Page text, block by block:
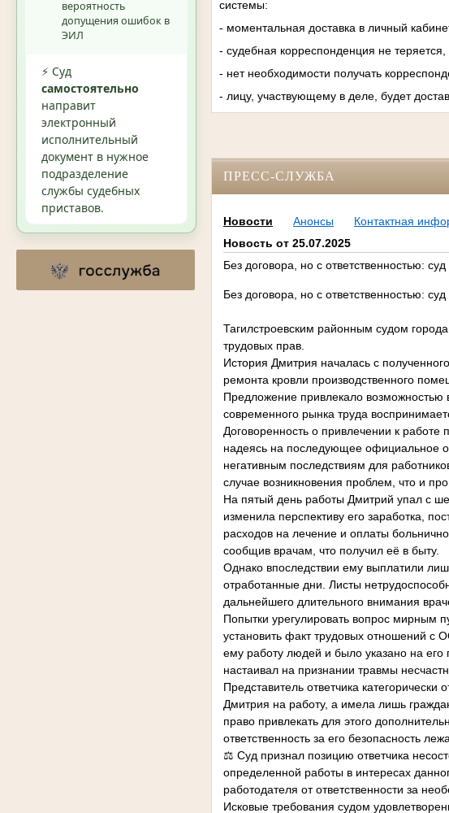
вероятность
допущения ошибок в
ЭИЛ
⚡ Суд
самостоятельно
направит
электронный
исполнительный
документ в нужное
подразделение
службы судебных
приставов.
системы:
- моментальная доставка в личный
- судебная корреспонденция не
- нет необходимости получать
- лицу, участвующему в деле, будет
ПРЕСС-СЛУЖБА
Новости Анонсы
Контактная
Новость от 25.07.2025
Без договора, но с ответственностью:
Без договора, но с ответственностью:
Тагилстроевским районным судом
трудовых прав.
История Дмитрия началась с
ремонта кровли производственного
Предложение привлекало возможностью
современного рынка труда
Договоренность о привлечении к
надеясь на последующее официальное
негативным последствиям для
случае возникновения проблем, что и
На пятый день работы Дмитрий упал с
изменила перспективу его заработка,
расходов на лечение и оплаты
сообщив врачам, что получил её в быту.
Однако впоследствии ему выплатили
отработанные дни. Листы
дальнейшего длительного внимания
Попытки урегулировать вопрос мирным
установить факт трудовых отношений с
ему работу людей и было указано на
настаивал на признании травмы
Представитель ответчика
Дмитрия на работу, а имела лишь
право привлекать для этого
ответственность за его безопасность
⚖ Суд признал позицию ответчика
определенной работы в интересах
работодателя от ответственности за
Исковые требования судом